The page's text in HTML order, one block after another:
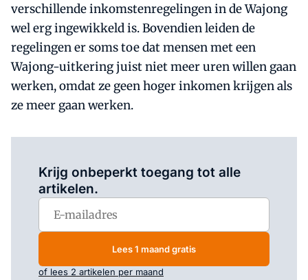
verschillende inkomstenregelingen in de Wajong
wel erg ingewikkeld is. Bovendien leiden de
regelingen er soms toe dat mensen met een
Wajong-uitkering juist niet meer uren willen gaan
werken, omdat ze geen hoger inkomen krijgen als
ze meer gaan werken.
Krijg onbeperkt toegang tot alle
artikelen.
Lees 1 maand gratis
of lees 2 artikelen per maand